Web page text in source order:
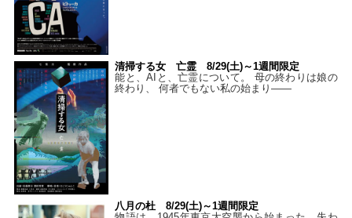
清掃する女 亡霊 8/29(土)～1週間限定
能と、AIと、亡霊について。 母の終わりは娘の
終わり、 何者でもない私の始まり――
八月の杜 8/29(土)～1週間限定